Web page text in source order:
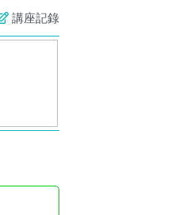
講座記錄